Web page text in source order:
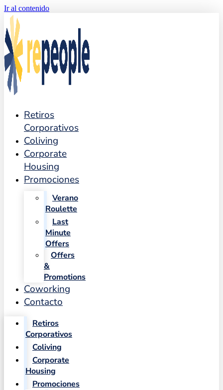
Ir al contenido
Retiros
Corporativos
Coliving
Corporate
Housing
Promociones
Verano
Roulette
Last
Minute
Offers
Offers
&
Promotions
Coworking
Contacto
Retiros
Corporativos
Coliving
Corporate
Housing
Promociones